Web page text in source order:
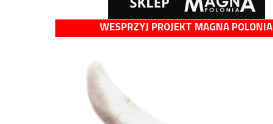
WESPRZYJ PROJEKT MAGNA POLONIA